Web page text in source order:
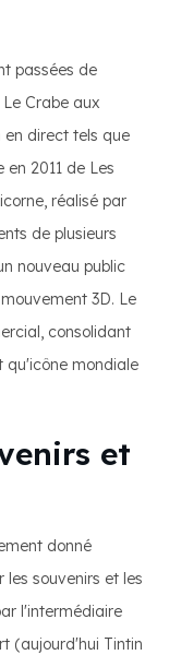
passées de
Crabe aux
direct tels que
en 2011 de Les
réalisé par
de plusieurs
nouveau public
3D. Le
consolidant
mondiale
et
donné
souvenirs et les
l'intermédiaire
(aujourd'hui Tintin